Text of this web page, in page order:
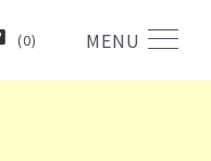
MENU
(0)